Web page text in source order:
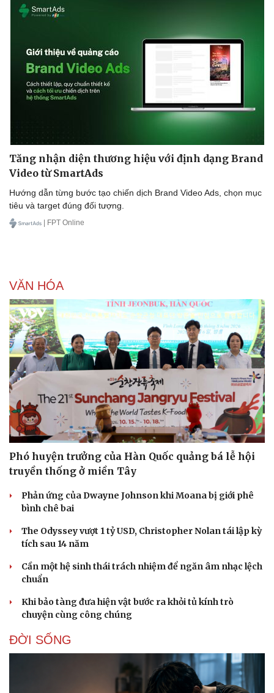
Sức khỏe
Dinh dưỡng - món ngon
Cây thuốc
Sản phụ khoa
Đời sống
Tăng nhận diện thương hiệu với định dạng Brand
Video từ SmartAds
Hướng dẫn từng bước tạo chiến dịch Brand Video Ads, chọn mục
tiêu và target đúng đối tượng.
| FPT Online
VĂN HÓA
Phó huyện trưởng của Hàn Quốc quảng bá lễ hội
truyền thống ở miền Tây
Phản ứng của Dwayne Johnson khi Moana bị giới phê
bình chê bai
The Odyssey vượt 1 tỷ USD, Christopher Nolan tái lập kỳ
tích sau 14 năm
Cần một hệ sinh thái trách nhiệm để ngăn âm nhạc lệch
chuẩn
Khi bảo tàng đưa hiện vật bước ra khỏi tủ kính trò
chuyện cùng công chúng
ĐỜI SỐNG